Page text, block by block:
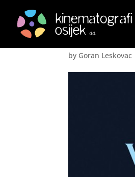
Vermiglio
by Goran Leskovac